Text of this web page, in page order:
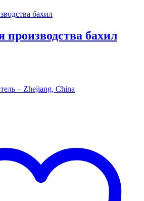
бахил
производства бахил
– Zhejiang, China